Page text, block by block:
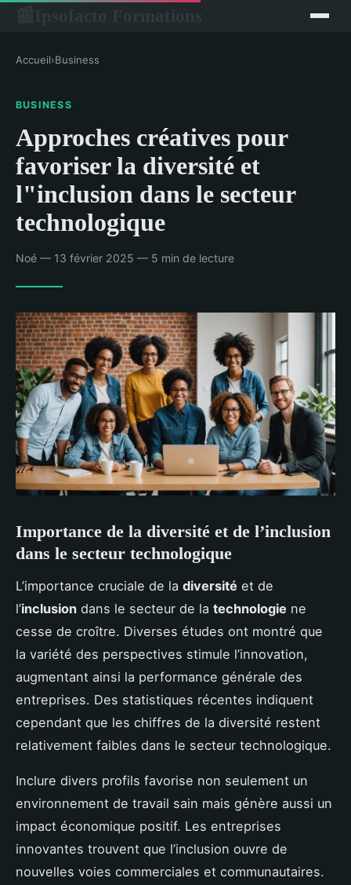
Accueil›Business
BUSINESS
Approches créatives pour
favoriser la diversité et
l"inclusion dans le secteur
technologique
Noé — 13 février 2025 — 5 min de lecture
Importance de la diversité et de l’inclusion
dans le secteur technologique
L’importance cruciale de la diversité et de
l’inclusion dans le secteur de la technologie ne
cesse de croître. Diverses études ont montré que
la variété des perspectives stimule l’innovation,
augmentant ainsi la performance générale des
entreprises. Des statistiques récentes indiquent
cependant que les chiffres de la diversité restent
relativement faibles dans le secteur technologique.
Inclure divers profils favorise non seulement un
environnement de travail sain mais génère aussi un
impact économique positif. Les entreprises
innovantes trouvent que l’inclusion ouvre de
nouvelles voies commerciales et communautaires.